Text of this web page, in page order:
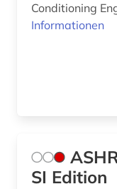
Conditioning
Informationen
SI Edition